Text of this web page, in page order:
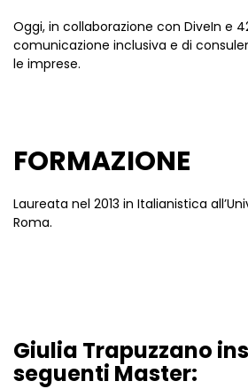
Oggi, in collaborazione con DiveIn e
comunicazione inclusiva e di
le imprese.
FORMAZIONE
Laureata nel 2013 in Italianistica
Roma.
Giulia Trapuzzano
seguenti Master: